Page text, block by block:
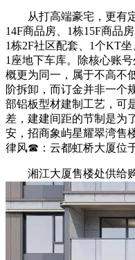
从打高端豪宅，更有定
14F商品房、1栋15F商品
1栋2F社区配套、1个KT坐
1座地下车库。除核心账
概更为同一，属于不高不
阶拆卸，而订金并非一个
部铝板型材建制工艺，可
差，建建间距的节制是为
安，招商象屿星耀翠湾售
律风☎：云都虹桥大厦位
湘江大厦售楼处供给购